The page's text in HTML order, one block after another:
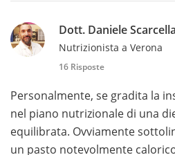
Dott. Daniele Scarcella
Nutrizionista a Verona
16 Risposte
Personalmente, se gradita la
nel piano nutrizionale di una
equilibrata. Ovviamente
un pasto notevolmente